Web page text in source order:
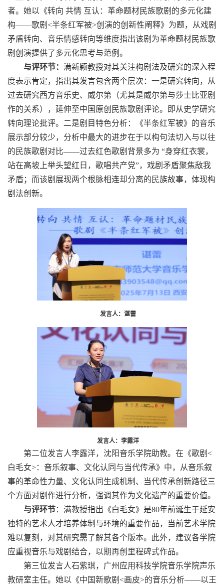
者。她以《转向 共情 互认：革命题材民族歌剧的多元化建
构——歌剧 <半条红军被>创演的创新性阐释》为题，从戏剧
矛盾转向、音乐情感转向等维度指出该剧为革命题材民族歌
剧创演提供了多元化思考与范例。
与评环节： 满新颖教授对其关注构剧法及研究的深入程
度表示肯定，指出其发言包含两个层次：一是研究转向，从
过去研究西方音乐史、威尔第（尤其是威尔第与莎士比亚剧
作的关系），延伸至中国原创民族歌剧评论。即从史学研究
转向理论批评。二是剧目特色分析：《半条红军被》的音乐
展示部分较少，分析中最大的进步在于以构句法切入与以往
的民族歌剧对比——过去红色歌剧背景多为 “身穿红衣裳，
站在高坡上举头望红日，歌唱共产党”，戏剧矛盾聚焦敌我
矛盾；而该剧展现两个根脉相连却分离的民族故事，体现构
剧法创新。
发言人：谌蕾
发言人：李露洋
第二位发言人李露洋，沈阳音乐学院助教。在《歌剧 <
白毛女>：音乐叙事、文化认同与当代传承》中，从音乐叙
事的革命性力量、文化认同生成机制、当代传承创新路径三
个方面对剧作进行分析，强调其作为文化遗产的重要价值。
与评环节：满教授指出《白毛女》是80年前诞生于延安
独特的艺术人才培养体制与环境的重要作品，当前艺术学院
难以复刻，对其研究需了解其各个版本。此外，建议各学院
应重视音乐与戏剧结合，以期再创里程碑式作品。
第三位发言人石紫琪，广州应用科技学院音乐学院声乐
教研室主任。她以《中国新歌剧 <画皮>的音乐分析——以王